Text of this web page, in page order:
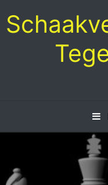
to
content